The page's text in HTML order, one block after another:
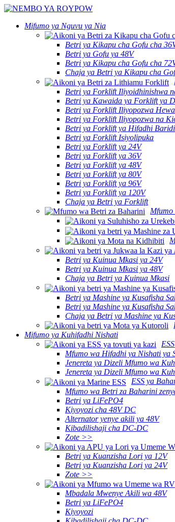
Mifumo ya Nguvu ya Nia
Betri ya Kikapu cha Gofu cha
Betri ya Gofu ya 48V
Betri ya Kikapu cha Gofu cha
Chaja ya Betri ya Kikapu cha
Betri ya Forklift Iliyoidhinishwa
Betri ya Kawaida ya Forklift ya
Betri ya Forklift Iliyopozwa Hewa
Betri ya Forklift Iliyopozwa na
Betri ya Forklift ya Hifadhi Baridi
Betri ya Forklift Isiyolipuka
Betri ya Forklift ya 24V
Betri ya Forklift ya 36V
Betri ya Forklift ya 48V
Betri ya Forklift ya 80V
Betri ya Forklift ya 96V
Betri ya Forklift ya 120V
Chaja ya Betri ya Forklift
Betri ya Kuinua Mkasi ya 24V
Betri ya Kuinua Mkasi ya 48V
Chaja ya Betri ya Kuinua Mkasi
Betri ya Mashine ya Kusafisha
Betri ya Mashine ya Kusafisha
Chaja ya Betri ya Mashine ya
Mifumo ya Kuhifadhi Nishati
Mfumo wa Hifadhi ya Nishati ya
Jenereta ya Dizeli Mfumo wa
Jenereta ya Dizeli Mfumo wa
ESS ya
Mfumo wa Betri za Baharini
Betri ya LiFePO4
Kiyoyozi cha 48V DC
Alternator yenye akili ya 48V
Kibadilishaji cha DC-DC
Zote >>
Betri ya Kuanzisha Lori ya 12V
Betri ya Kuanzisha Lori ya 24V
Zote >>
Mbadala Mwenye Akili wa 48V
Betri ya LiFePO4
Kiyoyozi